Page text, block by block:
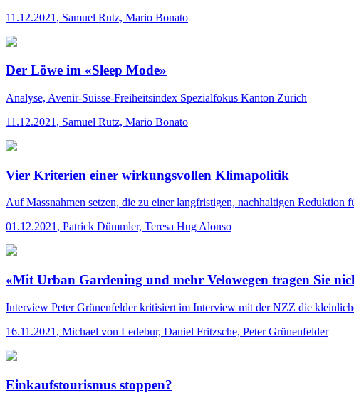
11.12.2021 , Samuel Rutz, Mario Bonato
Der Löwe im «Sleep Mode»
Analyse, Avenir-Suisse-Freiheitsindex Spezialfokus Kanton Zürich
11.12.2021 , Samuel Rutz, Mario Bonato
Vier Kriterien einer wirkungsvollen Klimapolitik
Auf Massnahmen setzen, die zu einer langfristigen, nachhaltigen Reduktion
01.12.2021 , Patrick Dümmler, Teresa Hug Alonso
«Mit Urban Gardening und mehr Velowegen tragen Sie
Interview Peter Grünenfelder kritisiert im Interview mit der NZZ die
16.11.2021 , Michael von Ledebur, Daniel Fritzsche, Peter Grünenfelder
Einkaufstourismus stoppen?